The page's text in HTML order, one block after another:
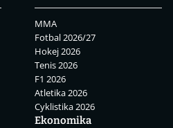
MMA
Fotbal 2026/27
Hokej 2026
Tenis 2026
F1 2026
Atletika 2026
Cyklistika 2026
Ekonomika